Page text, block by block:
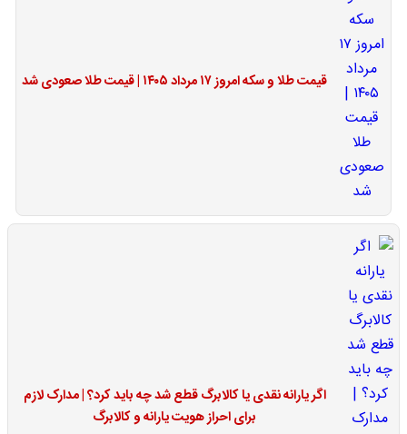
قیمت طلا و سکه امروز ۱۷ مرداد ۱۴۰۵ | قیمت طلا صعودی شد
اگر یارانه نقدی یا کالابرگ قطع شد چه باید کرد؟ | مدارک لازم
برای احراز هویت یارانه و کالابرگ